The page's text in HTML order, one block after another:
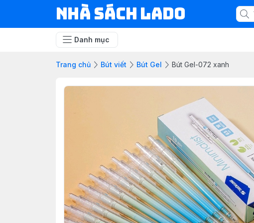
NHÀ SÁCH LADO
Danh mục
Trang chủ Bút viết Bút Gel Bút Gel-072 xanh